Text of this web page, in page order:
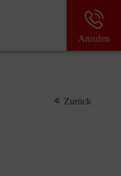
Anrufen
Zurück